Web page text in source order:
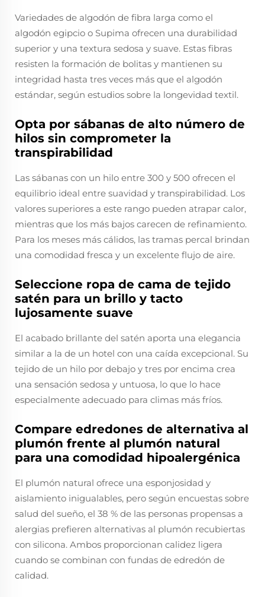
Variedades de algodón de fibra larga como el
algodón egipcio o Supima ofrecen una durabilidad
superior y una textura sedosa y suave. Estas fibras
resisten la formación de bolitas y mantienen su
integridad hasta tres veces más que el algodón
estándar, según estudios sobre la longevidad textil.
Opta por sábanas de alto número de
hilos sin comprometer la
transpirabilidad
Las sábanas con un hilo entre 300 y 500 ofrecen el
equilibrio ideal entre suavidad y transpirabilidad. Los
valores superiores a este rango pueden atrapar calor,
mientras que los más bajos carecen de refinamiento.
Para los meses más cálidos, las tramas percal brindan
una comodidad fresca y un excelente flujo de aire.
Seleccione ropa de cama de tejido
satén para un brillo y tacto
lujosamente suave
El acabado brillante del satén aporta una elegancia
similar a la de un hotel con una caída excepcional. Su
tejido de un hilo por debajo y tres por encima crea
una sensación sedosa y untuosa, lo que lo hace
especialmente adecuado para climas más fríos.
Compare edredones de alternativa al
plumón frente al plumón natural
para una comodidad hipoalergénica
El plumón natural ofrece una esponjosidad y
aislamiento inigualables, pero según encuestas sobre
salud del sueño, el 38 % de las personas propensas a
alergias prefieren alternativas al plumón recubiertas
con silicona. Ambos proporcionan calidez ligera
cuando se combinan con fundas de edredón de
calidad.